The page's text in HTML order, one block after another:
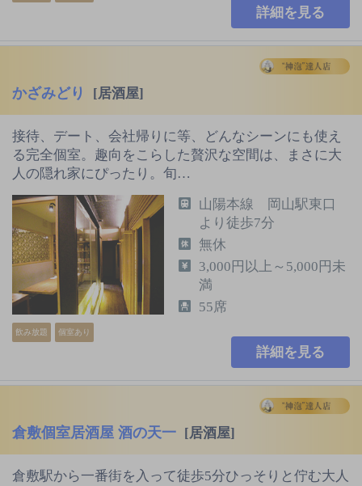
詳細を見る
かざみどり [居酒屋]
接待、デート、会社帰りに等、どんなシーンにも使え
る完全個室。趣向をこらした贅沢な空間は、まさに大
人の隠れ家にぴったり。旬…
飲み放題 個室あり
山陽本線 岡山駅東口
より徒歩7分
無休
3,000円以上～5,000円未
満
55席
詳細を見る
倉敷個室居酒屋 酒の天一 [居酒屋]
倉敷駅から一番街を入って徒歩5分ひっそりと佇む大人